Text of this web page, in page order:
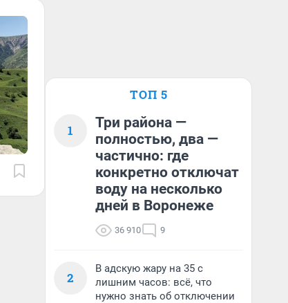
ТОП 5
1
Три района —
полностью, два —
частично: где
конкретно отключат
воду на несколько
дней в Воронеже
36 910 9
2
В адскую жару на 35 с
лишним часов: всё, что
нужно знать об отключении